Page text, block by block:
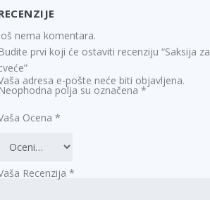
nema komentara.
prvi koji će ostaviti recenziju “Saksija za
adresa e-pošte neće biti objavljena.
polja su označena*
Ocena*
Recenzija*